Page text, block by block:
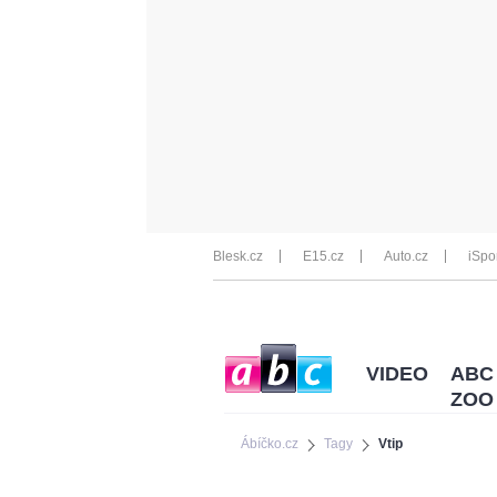
Blesk.cz E15.cz Auto.cz
Ábíčko.cz Tagy Vtip
VIDEO
ABC
ZOO